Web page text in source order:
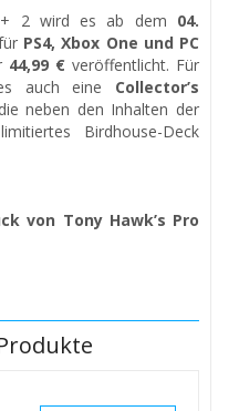
+ 2 wird es ab dem 04.
PS4, Xbox One und PC
44,99 € veröffentlicht. Für
auch eine Collector’s
neben den Inhalten der
Birdhouse-Deck
von Tony Hawk’s Pro